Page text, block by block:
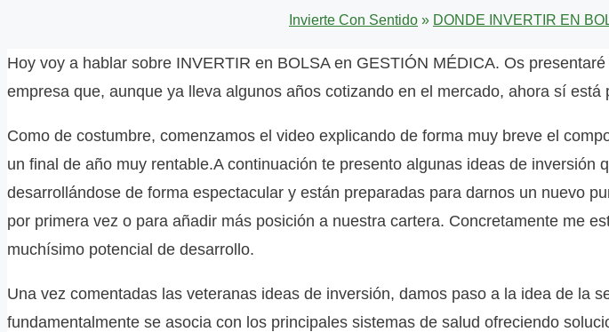
Invierte Con Sentido » DONDE INVERTIR EN
Hoy voy a hablar sobre INVERTIR en BOLSA en GESTIÓN MÉDICA. Os
empresa que, aunque ya lleva algunos años cotizando en el mercado, ahora sí
​Como de costumbre, comenzamos el video explicando de forma muy breve el
un final de año muy rentable.A continuación te presento algunas ideas de
desarrollándose de forma espectacular y están preparadas para darnos un nuevo
por primera vez o para añadir más posición a nuestra cartera. Concretamente me
muchísimo potencial de desarrollo.
​Una vez comentadas las veteranas ideas de inversión, damos paso a la idea de la
fundamentalmente se asocia con los principales sistemas de salud ofreciendo